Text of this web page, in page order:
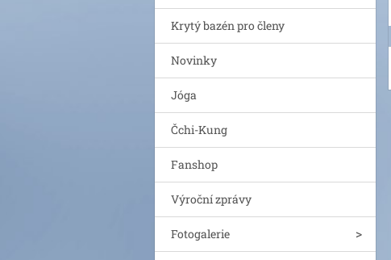
Krytý bazén pro členy
Novinky
Jóga
Čchi-Kung
Fanshop
Výroční zprávy
Fotogalerie